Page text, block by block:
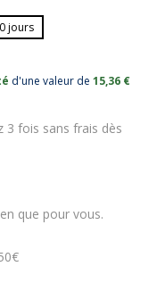
jours
d'une valeur de15,36 €
3 fois sans frais dès
que pour vous.